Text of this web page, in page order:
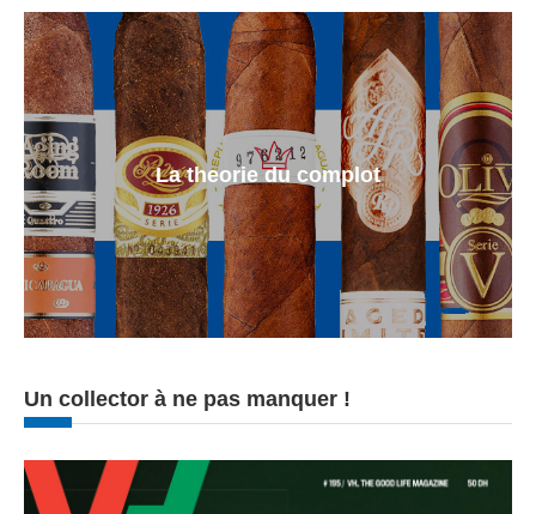
La theorie du complot
Un collector à ne pas manquer !